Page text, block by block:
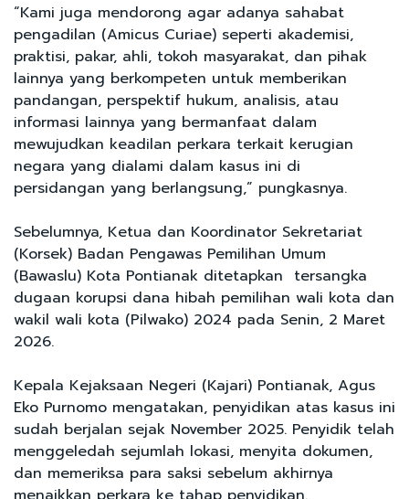
“Kami juga mendorong agar adanya sahabat
pengadilan (Amicus Curiae) seperti akademisi,
praktisi, pakar, ahli, tokoh masyarakat, dan pihak
lainnya yang berkompeten untuk memberikan
pandangan, perspektif hukum, analisis, atau
informasi lainnya yang bermanfaat dalam
mewujudkan keadilan perkara terkait kerugian
negara yang dialami dalam kasus ini di
persidangan yang berlangsung,” pungkasnya.
Sebelumnya, Ketua dan Koordinator Sekretariat
(Korsek) Badan Pengawas Pemilihan Umum
(Bawaslu) Kota Pontianak ditetapkan tersangka
dugaan korupsi dana hibah pemilihan wali kota dan
wakil wali kota (Pilwako) 2024 pada Senin, 2 Maret
2026.
Kepala Kejaksaan Negeri (Kajari) Pontianak, Agus
Eko Purnomo mengatakan, penyidikan atas kasus ini
sudah berjalan sejak November 2025. Penyidik telah
menggeledah sejumlah lokasi, menyita dokumen,
dan memeriksa para saksi sebelum akhirnya